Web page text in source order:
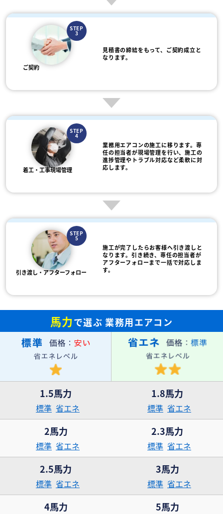
STEP
3
ご契約
見積書の締結をもって、ご契約成立と
なります。
STEP
4
着工・工事現場管理
業務用エアコンの施工に移ります。専
任の担当者が現場管理を行い、施工の
進捗管理やトラブル対応など柔軟に対
応します。
STEP
5
引き渡し・アフターフォロー
施工が完了したらお客様へ引き渡しと
なります。引き続き、専任の担当者が
アフターフォローまで一括で対応しま
す。
馬力で選ぶ 業務用エアコン
1.5馬力
標準 省エネ
1.8馬力
標準 省エネ
2馬力
標準 省エネ
2.3馬力
標準 省エネ
2.5馬力
標準 省エネ
3馬力
標準 省エネ
4馬力 5馬力